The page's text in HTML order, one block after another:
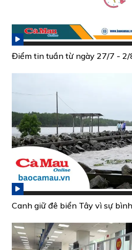
Điểm tin tuần từ ngày 27/7 -
Canh giữ đê biển Tây vì sự